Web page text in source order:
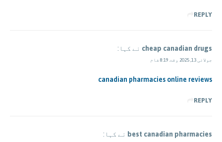
REPLY
cheap canadian drugs نے کہا:
جولائی 13, 2025 وقت 8:19 شام
canadian pharmacies online reviews
REPLY
best canadian pharmacies نے کہا: